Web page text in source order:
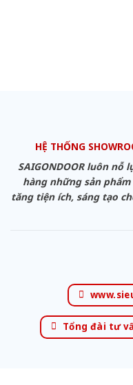
HỆ THỐNG
SAIGONDOOR luôn nỗ
hàng những sản
tăng tiện ích, sáng tạo
Tổng đài tư